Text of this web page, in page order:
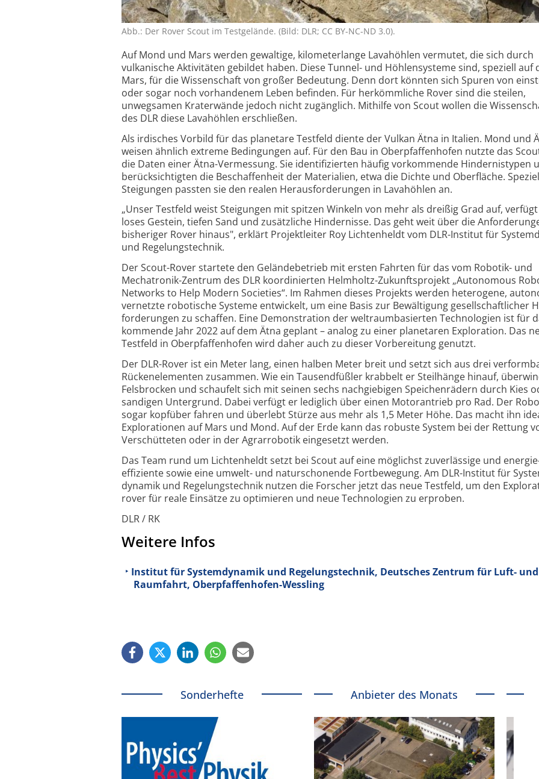
Abb.: Der Rover Scout im Test­ge­lände. (Bild: DLR; CC BY-NC-ND 3.0).
Auf Mond und Mars werden gewaltige, kilometer­lange Lavahöhlen vermutet, die sich durch
vulkanische Aktivitäten gebildet haben. Diese Tunnel- und Höhlen­systeme sind, speziell auf
Mars, für die Wissenschaft von großer Bedeutung. Denn dort könnten sich Spuren von
oder sogar noch vorhandenem Leben befinden. Für herkömmliche Rover sind die steilen,
unwegsamen Kraterwände jedoch nicht zugänglich. Mithilfe von Scout wollen die
des DLR diese Lavahöhlen erschließen.
Als irdisches Vorbild für das planetare Testfeld diente der Vulkan Ätna in Italien. Mond und
weisen ähnlich extreme Bedingungen auf. Für den Bau in Ober­pfaffen­hofen nutzte das
die Daten einer Ätna-Vermessung. Sie identi­fi­zierten häufig vorkommende Hindernis­typen
berück­sich­tigten die Beschaffen­heit der Materialien, etwa die Dichte und Oberfläche.
Steigungen passten sie den realen Heraus­forderungen in Lavahöhlen an.
„Unser Testfeld weist Steigungen mit spitzen Winkeln von mehr als dreißig Grad auf,
loses Gestein, tiefen Sand und zusätzliche Hindernisse. Das geht weit über die
bisheriger Rover hinaus", erklärt Projektleiter Roy Lichten­heldt vom DLR-Institut für
und Regelungs­technik.
Der Scout-Rover startete den Gelände­betrieb mit ersten Fahrten für das vom Robotik- und
Mechatronik-Zentrum des DLR koordinierten Helmholtz-Zukunfts­projekt „Autonomous
Networks to Help Modern Societies“. Im Rahmen dieses Projekts werden heterogene,
vernetzte robotische Systeme entwickelt, um eine Basis zur Bewältigung gesell­schaft­licher
forde­rungen zu schaffen. Eine Demonstration der weltraum­basierten Technologien ist für
kommende Jahr 2022 auf dem Ätna geplant – analog zu einer planetaren Exploration. Das
Testfeld in Ober­pfaffen­hofen wird daher auch zu dieser Vorbereitung genutzt.
Der DLR-Rover ist ein Meter lang, einen halben Meter breit und setzt sich aus drei
Rücken­elementen zusammen. Wie ein Tausend­füßler krabbelt er Steilhänge hinauf,
Felsbrocken und schaufelt sich mit seinen sechs nach­giebigen Speichen­rädern durch Kies
sandigen Untergrund. Dabei verfügt er lediglich über einen Motor­antrieb pro Rad. Der
sogar kopfüber fahren und überlebt Stürze aus mehr als 1,5 Meter Höhe. Das macht ihn
Explo­ra­tionen auf Mars und Mond. Auf der Erde kann das robuste System bei der Rettung
Verschütteten oder in der Agrar­robotik eingesetzt werden.
Das Team rund um Lichtenheldt setzt bei Scout auf eine möglichst zuverlässige und
effiziente sowie eine umwelt- und natur­schonende Fort­bewegung. Am DLR-Institut für
dynamik und Regelungs­technik nutzen die Forscher jetzt das neue Testfeld, um den
rover für reale Einsätze zu optimieren und neue Technologien zu erproben.
DLR / RK
Weitere Infos
Institut für Systemdynamik und Regelungstechnik, Deutsches Zentrum für Luft- und
Raumfahrt, Oberpfaffenhofen-Wessling
Sonderhefte Anbieter des Monats